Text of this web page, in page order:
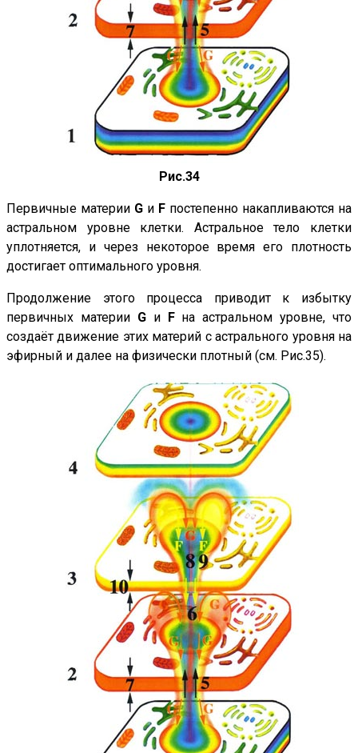
Рис.34
Первичные материи G и F постепенно накапливаются на
астральном уровне клетки. Астральное тело клетки
уплотняется, и через некоторое время его плотность
достигает оптимального уровня.
Продолжение этого процесса приводит к избытку
первичных материи Gи Fна астральном уровне, что
создаёт движение этих материй с астрального уровня на
эфирный и далее на физически плотный (см. Рис.35).